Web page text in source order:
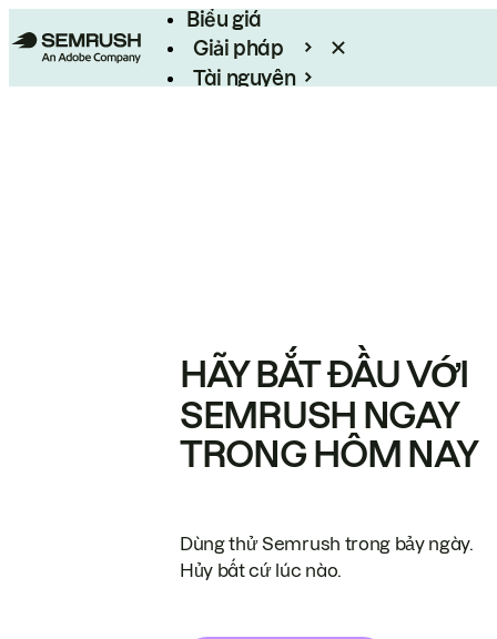
Biểu giá
Giải pháp
Tài nguyên
HÃY BẮT ĐẦU VỚI
SEMRUSH NGAY
TRONG HÔM NAY
Dùng thử Semrush trong bảy ngày.
Hủy bất cứ lúc nào.